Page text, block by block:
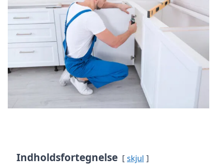
Indholdsfortegnelse skjul